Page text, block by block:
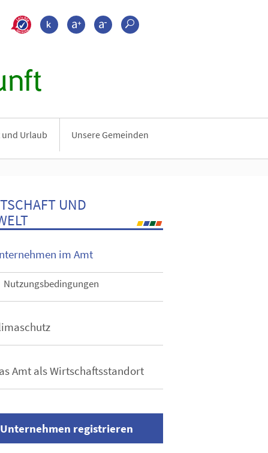
>???leichte_sprache???
KontrastSchrift größerSchrift kleiner
Suche
Urlaub Unsere Gemeinden
UND
im Amt
Nutzungsbedingungen
Amt als Wirtschaftsstandort
registrieren